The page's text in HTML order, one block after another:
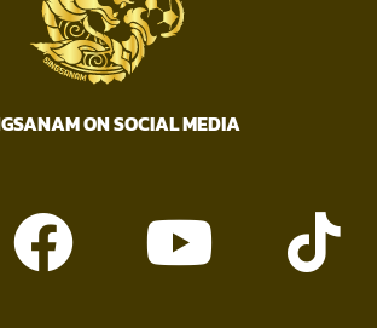
ON SOCIAL MEDIA